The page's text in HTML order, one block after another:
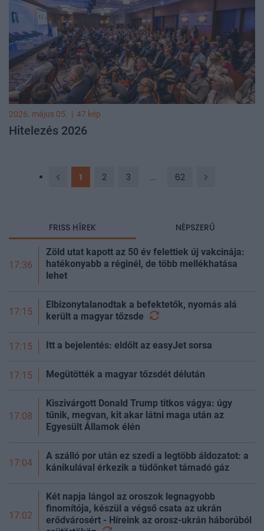
2026. május 05. | 47 kép
Hitelezés 2026
1 2 3 ... 62
FRISS HÍREK NÉPSZERŰ
17:36
Zöld utat kapott az 50 év felettiek új vakcinája:
hatékonyabb a réginél, de több mellékhatása
lehet
17:15
Elbizonytalanodtak a befektetők, nyomás alá
került a magyar tőzsde
17:15 Itt a bejelentés: eldőlt az easyJet sorsa
17:15 Megütötték a magyar tőzsdét délután
17:08
Kiszivárgott Donald Trump titkos vágya: úgy
tűnik, megvan, kit akar látni maga után az
Egyesült Államok élén
17:04
A szálló por után ez szedi a legtöbb áldozatot: a
kánikulával érkezik a tüdőnket támadó gáz
17:02
Két napja lángol az oroszok legnagyobb
finomítója, készül a végső csata az ukrán
erődvárosért - Híreink az orosz-ukrán háborúból